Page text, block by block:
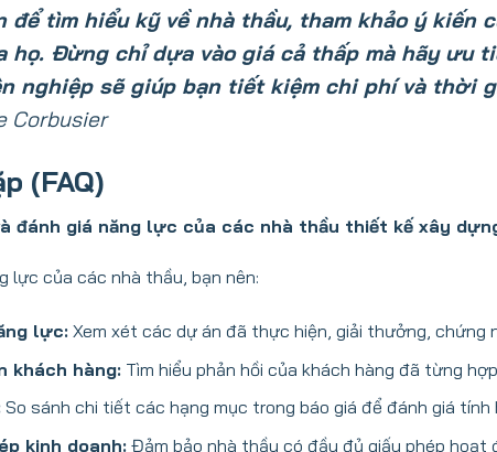
để tìm hiểu kỹ về nhà thầu, tham khảo ý kiến
họ. Đừng chỉ dựa vào giá cả thấp mà hãy ưu
nghiệp sẽ giúp bạn tiết kiệm chi phí và thời
Corbusier
(FAQ)
đánh giá năng lực của các nhà thầu thiết kế xây
lực của các nhà thầu, bạn nên:
lực:Xem xét các dự án đã thực hiện, giải thưởng, chứng
khách hàng:Tìm hiểu phản hồi của khách hàng đã từng
So sánh chi tiết các hạng mục trong báo giá để đánh giá tính
kinh doanh:Đảm bảo nhà thầu có đầy đủ giấy phép hoạt